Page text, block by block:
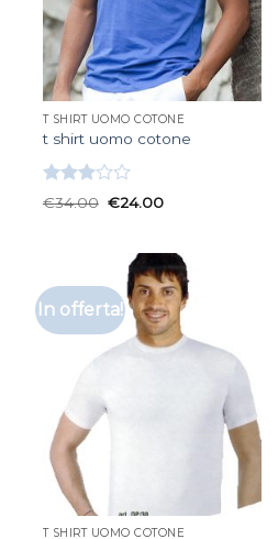
T SHIRT UOMO COTONE
t shirt uomo cotone
Valutato
€34.00 €24.00
In offerta!
T SHIRT UOMO COTONE